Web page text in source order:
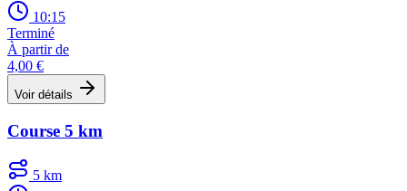
10:15
Terminé
À partir de
4,00 €
Voir détails
Course 5 km
5 km